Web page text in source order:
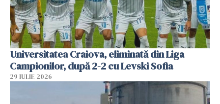
Universitatea Craiova, eliminată din Liga
Campionilor, după 2-2 cu Levski Sofia
29 IULIE 2026